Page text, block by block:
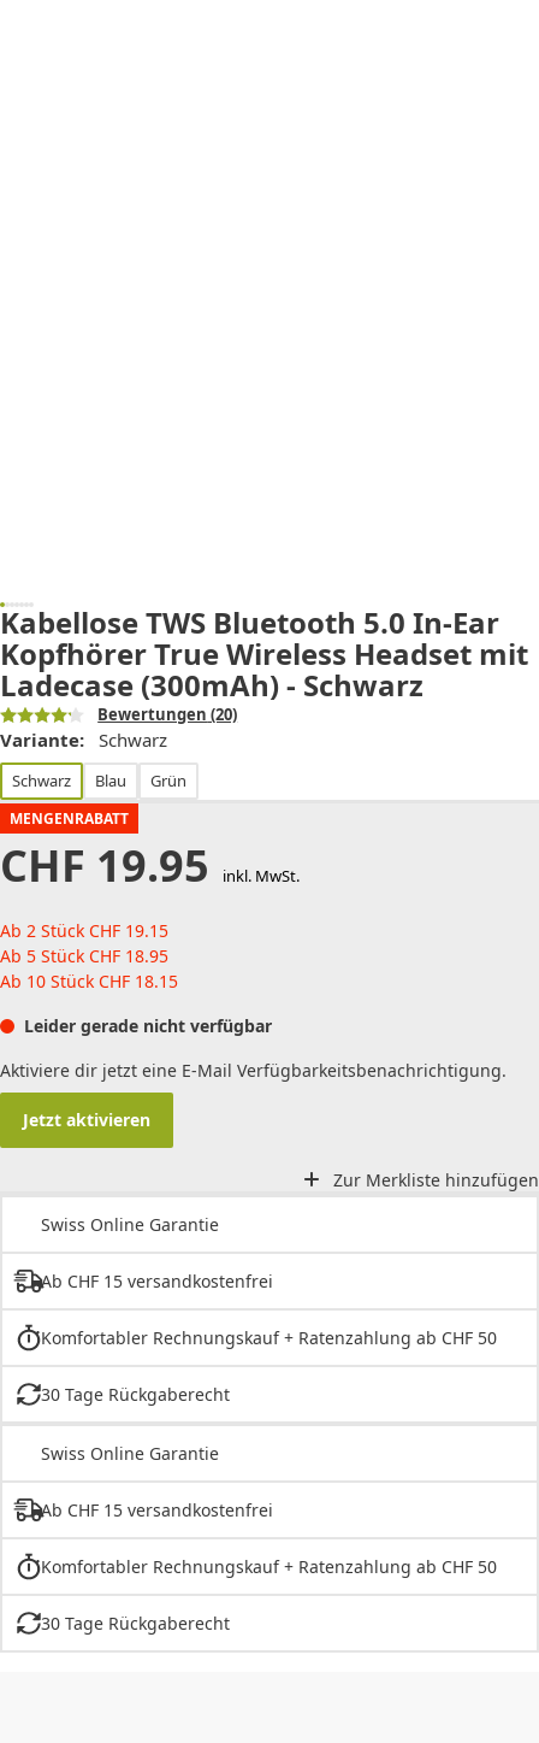
Kabellose TWS Bluetooth 5.0 In-Ear
Kopfhörer True Wireless Headset mit
Ladecase (300mAh) - Schwarz
Bewertungen (20)
Variante: Schwarz
Schwarz Blau Grün
MENGENRABATT
CHF 19.95 inkl. MwSt.
Ab 2 Stück CHF 19.15
Ab 5 Stück CHF 18.95
Ab 10 Stück CHF 18.15
Leider gerade nicht verfügbar
Aktiviere dir jetzt eine E-Mail Verfügbarkeitsbenachrichtigung.
Jetzt aktivieren
Zur Merkliste hinzufügen
Swiss Online Garantie
Ab CHF 15 versandkostenfrei
Komfortabler Rechnungskauf + Ratenzahlung ab CHF 50
30 Tage Rückgaberecht
Swiss Online Garantie
Ab CHF 15 versandkostenfrei
Komfortabler Rechnungskauf + Ratenzahlung ab CHF 50
30 Tage Rückgaberecht